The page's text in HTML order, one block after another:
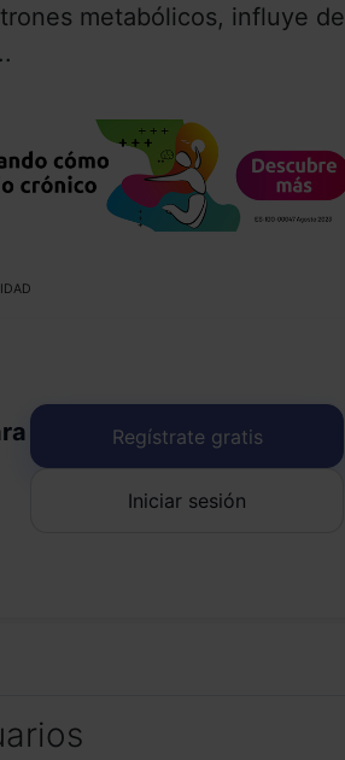
metabólicos, influye de
Regístrate gratis
Iniciar sesión